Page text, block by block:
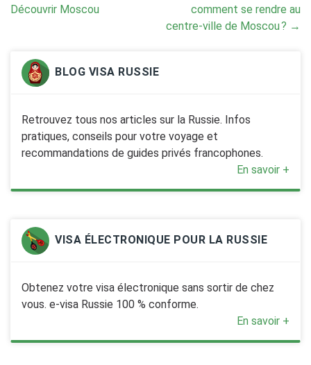
navigation
Découvrir Moscou
comment se rendre au
centre-ville de Moscou ? →
BLOG VISA RUSSIE
Retrouvez tous nos articles sur la Russie. Infos
pratiques, conseils pour votre voyage et
recommandations de guides privés francophones.
En savoir +
VISA ÉLECTRONIQUE POUR LA RUSSIE
Obtenez votre visa électronique sans sortir de chez
vous. e-visa Russie 100 % conforme.
En savoir +